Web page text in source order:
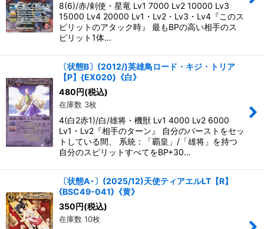
8(6)/赤/剣使・星竜 Lv1 7000 Lv2 10000 Lv3
15000 Lv4 20000 Lv1・Lv2・Lv3・Lv4『このス
ピリットのアタック時』 最もBPの高い相手のス
ピリット1体…
〔状態B〕(2012/)英雄鳥ロード・キジ・トリア
【P】{EX020}《白》
480円(税込)
在庫数 3枚
4(白2赤1)/白/雄将・機獣 Lv1 4000 Lv2 6000
Lv1・Lv2『相手のターン』 自分のバーストをセッ
トしている間、 系統：「覇皇」/「雄将」を持つ
自分のスピリットすべてをBP+30…
〔状態A-〕(2025/12)天使ティアエルLT【R】
{BSC49-041}《黄》
350円(税込)
在庫数 10枚